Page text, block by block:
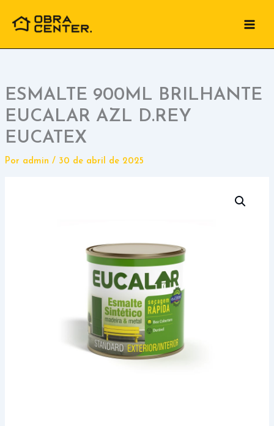
para
conteúdo
ESMALTE 900ML BRILHANTE
EUCALAR AZL D.REY
EUCATEX
Por admin / 30 de abril de 2025